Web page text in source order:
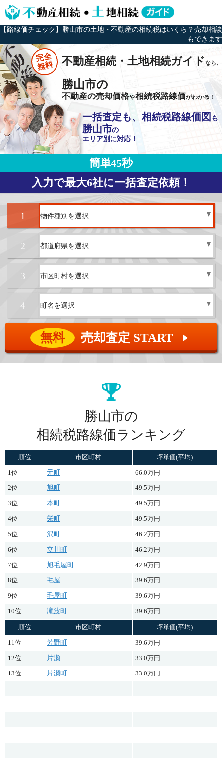
【路線価チェック】勝山市の土地・不動産の相続税はいくら？売却相談
もできます
完全
無料 不動産相続・土地相続ガイドなら、
勝山市の
不動産の売却価格や相続税路線価がわかる！
一括査定も、相続税路線価図 も
勝山市の
エリア別に対応！
簡単45秒
入力で最大6社に一括査定依頼！
1
2
3
4
無料 売却査定 START ▲
勝山市の
相続税路線価ランキング
順位 市区町村 坪単価(平均)
1位 元町 66.0万円
2位 旭町 49.5万円
3位 本町 49.5万円
4位 栄町 49.5万円
5位 沢町 46.2万円
6位 立川町 46.2万円
7位 旭毛屋町 42.9万円
8位 毛屋 39.6万円
9位 毛屋町 39.6万円
10位 滝波町 39.6万円
順位 市区町村 坪単価(平均)
11位 芳野町 39.6万円
12位 片瀬 33.0万円
13位 片瀬町 33.0万円